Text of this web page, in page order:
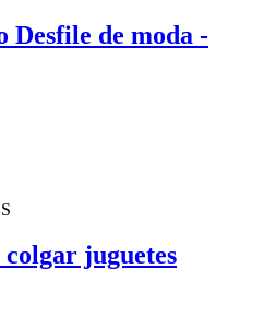
Desfile de moda -
juguetes